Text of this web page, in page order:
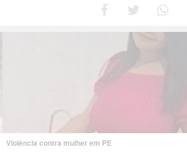
Violência contra mulher em PE